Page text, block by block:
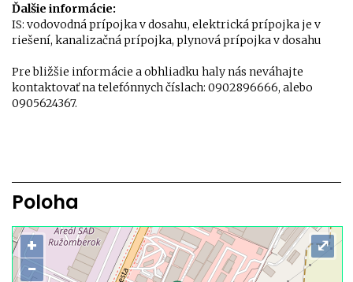
Ďalšie informácie:
IS: vodovodná prípojka v dosahu, elektrická prípojka je v
riešení, kanalizačná prípojka, plynová prípojka v dosahu
Pre bližšie informácie a obhliadku haly nás neváhajte
kontaktovať na telefónnych číslach: 0902896666, alebo
0905624367.
Poloha
+
−
⤢